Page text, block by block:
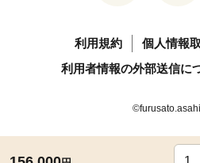
利用規約
個人情報
利用者情報の外部送信に